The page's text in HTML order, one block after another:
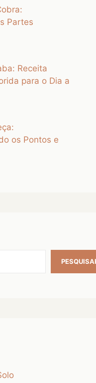
Partes
Receita
para o Dia a
os Pontos e